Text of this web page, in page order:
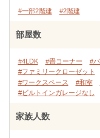
#一部2階建 #2階建
部屋数
#4LDK #畳コーナー #
#ファミリークローゼット
#ワークスペース
#和室
#ビルトインガレージなし
家族人数